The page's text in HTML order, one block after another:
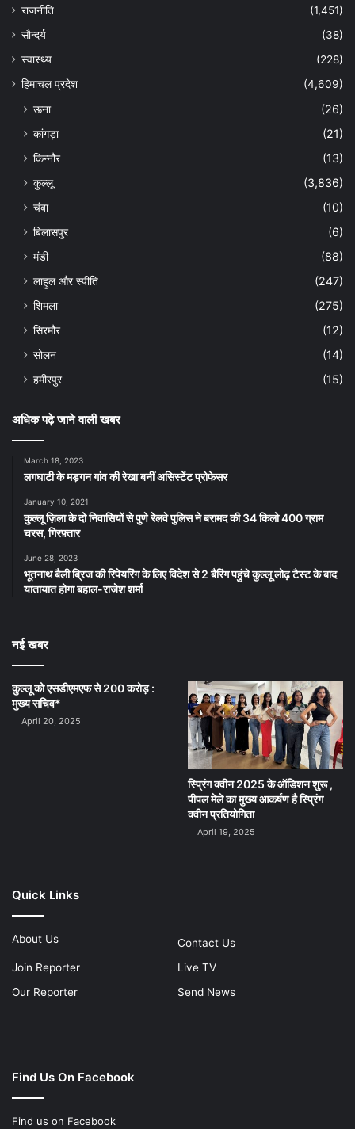
राजनीति
(1,451)
सौन्दर्य
(38)
स्वास्थ्य
(228)
हिमाचल प्रदेश
(4,609)
ऊना
(26)
कांगड़ा
(21)
किन्नौर
(13)
कुल्लू
(3,836)
चंबा
(10)
बिलासपुर
(6)
मंडी
(88)
लाहुल और स्पीति
(247)
शिमला
(275)
सिरमौर
(12)
सोलन
(14)
हमीरपुर
(15)
अधिक पढ़े जाने वाली खबर
March 18, 2023
लगघाटी के मड़गन गांव की रेखा बनीं असिस्टेंट प्रोफेसर
January 10, 2021
कुल्लू ज़िला के दो निवासियों से पुणे रेलवे पुलिस ने बरामद की 34 किलो 400 ग्राम
चरस, गिरफ़्तार
June 28, 2023
भूतनाथ बैली ब्रिज की रिपेयरिंग के लिए विदेश से 2 बैरिंग पहुंचे कुल्लू लोढ़ टैस्ट के बाद
यातायात होगा बहाल-राजेश शर्मा
नई खबर
कुल्लू को एसडीएमएफ से 200 करोड़ :
मुख्य सचिव*
April 20, 2025
स्प्रिंग क्वीन 2025 के ऑडिशन शुरू ,
पीपल मेले का मुख्य आकर्षण है स्प्रिंग
क्वीन प्रतियोगिता
April 19, 2025
Quick Links
About Us
Contact Us
Join Reporter
Live TV
Our Reporter
Send News
Find Us On Facebook
Find us on Facebook